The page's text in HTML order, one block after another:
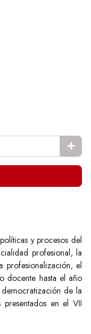
y procesos del
profesional, la
profesionalización, el
docente hasta el año
de la
presentados en el VII